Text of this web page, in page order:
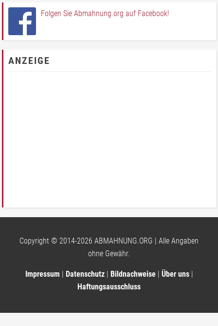
Folgen Sie Abmahnung.org auf Facebook!
ANZEIGE
Copyright © 2014-2026 ABMAHNUNG.ORG | Alle Angaben
ohne Gewähr.
Impressum | Datenschutz| Bildnachweise| Über uns|
Haftungsausschluss